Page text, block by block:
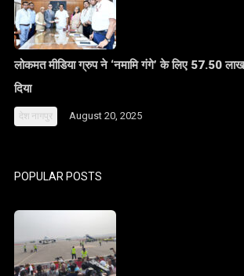
लोकमत मीडिया ग्रुप ने ‘नमामि गंगे’ के लिए 57.50
दिया
देश नागपुर August 20, 2025
POPULAR POSTS